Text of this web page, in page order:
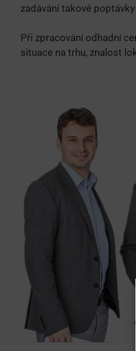
zadávání takové
Při zpracování odhadní
situace na trhu, znalost